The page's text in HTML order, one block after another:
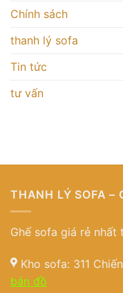
Chính sách
thanh lý sofa
Tin tức
tư vấn
THANH LÝ SOFA –
Ghế sofa giá rẻ nhất
Kho sofa: 311
bản đồ